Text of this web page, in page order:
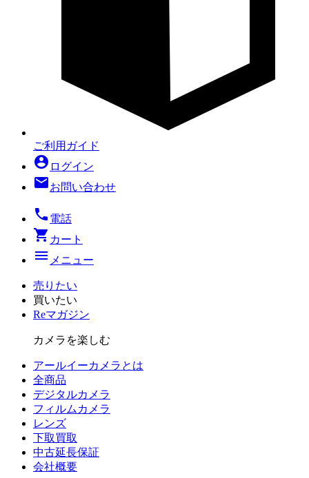
ご利用ガイド
account_circle ログイン
mailお問い合わせ
local_phone 電話
shopping_cart カート
menu メニュー
売りたい
買いたい
Reマガジン
カメラを楽しむ
アールイーカメラとは
全商品
デジタルカメラ
フィルム カメラ
レンズ
下取買取
中古延長保証
会社概要